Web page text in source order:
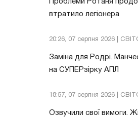
Проблеми Ротаня
втратило легіонера
20:26, 07 серпня 2026 |
Заміна для Родрі.
на СУПЕРзірку АПЛ
18:57, 07 серпня 2026 |
Озвучили свої вимоги.